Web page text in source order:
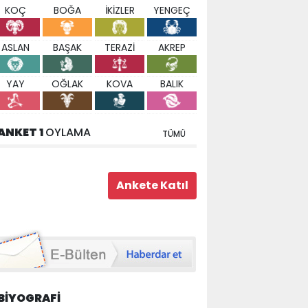
KOÇ BOĞA İKİZLER YENGEÇ
ASLAN BAŞAK TERAZİ AKREP
YAY OĞLAK KOVA BALIK
1OYLAMA TÜMÜ